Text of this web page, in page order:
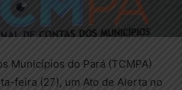
Municípios do Pará (TCMPA)
feira (27), um Ato de Alerta no